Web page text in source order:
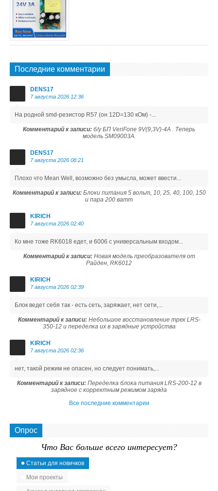
Последние комментарии
DENS17
7 августа 2026 12:36
На родной smd-резистор R57 (он 12D=130 кОм) -...
Комментарий к записи: б/у БП VeriFone 9V(9,3V)-4A . Теперь
модель SM09003A.
DENS17
7 августа 2026 08:21
Плохо что Mean Well, возможно без умысла, может ввести...
Комментарий к записи:Блоки питания 5 вольт, 10, 25, 40, 100, 150
и пара 200 ватт
KIRICH
7 августа 2026 02:40
Ко мне тоже RK6018 едет, и 6006 с универсальным входом...
Комментарий к записи:Новая модель преобразователя от
Райден, RK6012
KIRICH
7 августа 2026 02:39
Блок ведет себя так - есть сеть, заряжает, нет сети,...
Комментарий к записи:Небольшое восстановление трех LRS-
350-12 и переделка их в зарядные устройства
KIRICH
7 августа 2026 02:36
нет, такой режим не опасен, но следует понимать,...
Комментарий к записи:Переделка блока питания LRS-200-12 в
зарядное с корректным режимом заряда
Все последние комментарии
Опрос
Что Вас больше всего интересует?
Статьи для новичков
Мои проекты